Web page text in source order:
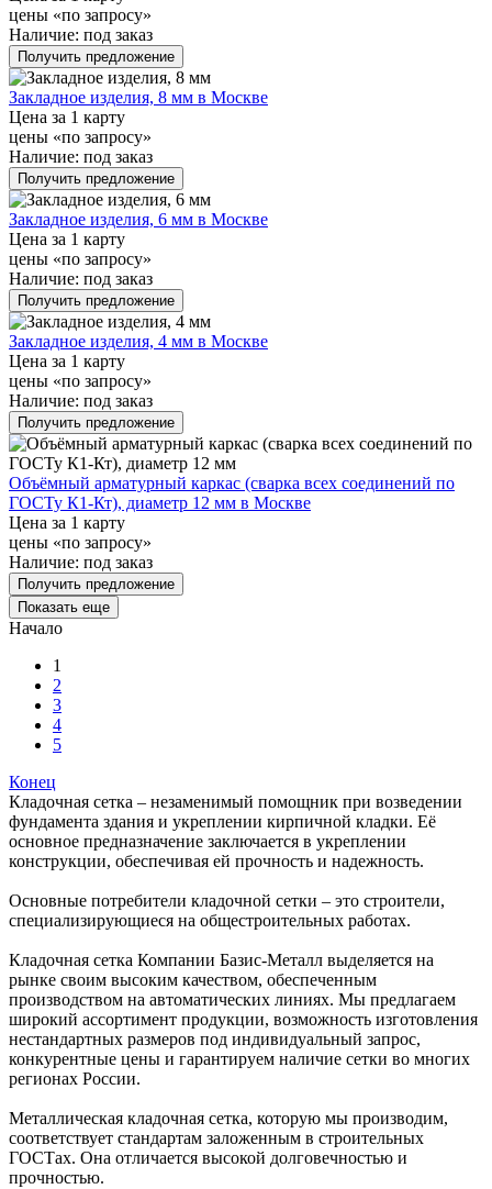
цены «по запросу»
Наличие: под заказ
Получить предложение
Закладное изделия, 8 мм в Москве
Цена за 1 карту
цены «по запросу»
Наличие: под заказ
Получить предложение
Закладное изделия, 6 мм в Москве
Цена за 1 карту
цены «по запросу»
Наличие: под заказ
Получить предложение
Закладное изделия, 4 мм в Москве
Цена за 1 карту
цены «по запросу»
Наличие: под заказ
Получить предложение
Объёмный арматурный каркас (сварка всех соединений по
ГОСТу К1-Кт), диаметр 12 мм в Москве
Цена за 1 карту
цены «по запросу»
Наличие: под заказ
Получить предложение
Показать еще
Начало
1
2
3
4
5
Конец
Кладочная сетка – незаменимый помощник при возведении
фундамента здания и укреплении кирпичной кладки. Её
основное предназначение заключается в укреплении
конструкции, обеспечивая ей прочность и надежность.
Основные потребители кладочной сетки – это строители,
специализирующиеся на общестроительных работах.
Кладочная сетка Компании Базис-Металл выделяется на
рынке своим высоким качеством, обеспеченным
производством на автоматических линиях. Мы предлагаем
широкий ассортимент продукции, возможность изготовления
нестандартных размеров под индивидуальный запрос,
конкурентные цены и гарантируем наличие сетки во многих
регионах России.
Металлическая кладочная сетка, которую мы производим,
соответствует стандартам заложенным в строительных
ГОСТах. Она отличается высокой долговечностью и
прочностью.